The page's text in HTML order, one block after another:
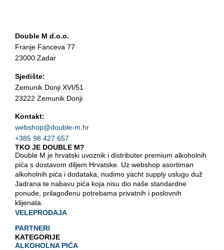
Double M d.o.o.
Franje Fanceva 77
23000 Zadar
Sjedište:
Zemunik Donji XVI/51
23222 Zemunik Donji
Kontakt:
webshop@double-m.hr
+385 98 427 657
TKO JE DOUBLE M?
Double M je hrvatski uvoznik i distributer premium alkoholnih
pića s dostavom diljem Hrvatske. Uz webshop asortiman
alkoholnih pića i dodataka, nudimo yacht supply uslugu duž
Jadrana te nabavu pića koja nisu dio naše standardne
ponude, prilagođenu potrebama privatnih i poslovnih
klijenata.
VELEPRODAJA
PARTNERI
KATEGORIJE
ALKOHOLNA PIĆA